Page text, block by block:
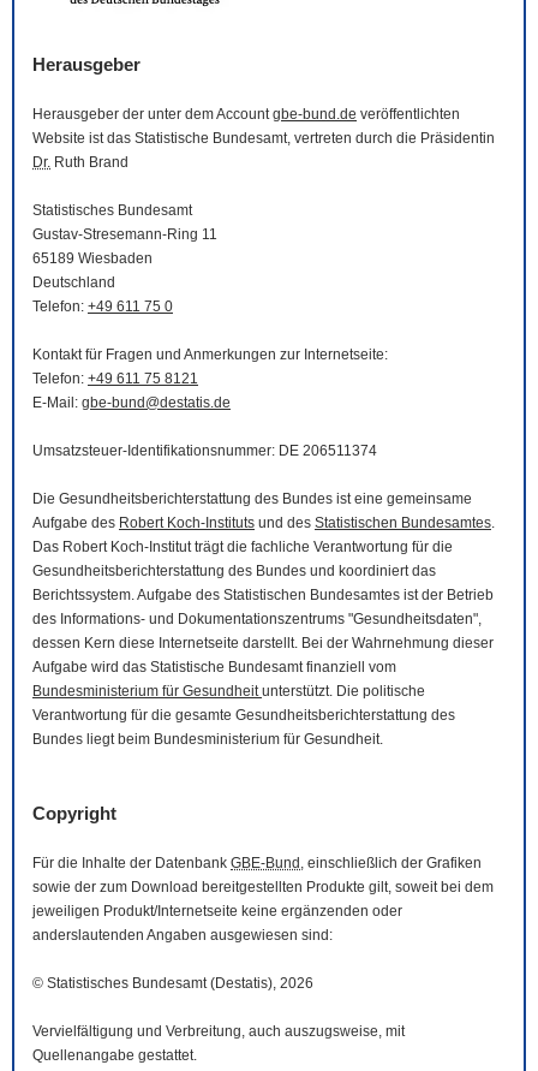
Herausgeber
Herausgeber der unter dem Accountgbe-bund.de veröffentlichten
Website ist das Statistische Bundesamt, vertreten durch die Präsidentin
Dr. Ruth Brand
Statistisches Bundesamt
Gustav-Stresemann-Ring 11
65189 Wiesbaden
Deutschland
Telefon: +49 611 75 0
Kontakt für Fragen und Anmerkungen zur Internetseite:
Telefon: +49 611 75 8121
E-Mail : gbe-bund@destatis.de
Umsatzsteuer-Identifikationsnummer: DE 206511374
Die Gesundheitsberichterstattung des Bundes ist eine gemeinsame
Aufgabe des Robert Koch-Instituts und des Statistischen Bundesamtes.
Das Robert Koch-Institut trägt die fachliche Verantwortung für die
Gesundheitsberichterstattung des Bundes und koordiniert das
Berichtssystem. Aufgabe des Statistischen Bundesamtes ist der Betrieb
des Informations- und Dokumentationszentrums "Gesundheitsdaten",
dessen Kern diese Internetseite darstellt. Bei der Wahrnehmung dieser
Aufgabe wird das Statistische Bundesamt finanziell vom
Bundesministerium für Gesundheitunterstützt. Die politische
Verantwortung für die gesamte Gesundheitsberichterstattung des
Bundes liegt beim Bundesministerium für Gesundheit.
Copyright
Für die Inhalte der Datenbank GBE-Bund , einschließlich der Grafiken
sowie der zum Download bereitgestellten Produkte gilt, soweit bei dem
jeweiligen Produkt/Internetseite keine ergänzenden oder
anderslautenden Angaben ausgewiesen sind:
© Statistisches Bundesamt (Destatis), 2026
Vervielfältigung und Verbreitung, auch auszugsweise, mit
Quellenangabe gestattet.